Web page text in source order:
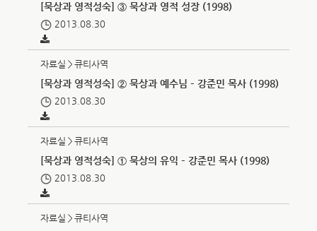
[묵상과 영적성숙] ③ 묵상과 영적 성장 (1998)
2013.08.30
자료실＞큐티사역
[묵상과 영적성숙] ② 묵상과 예수님 – 강준민 목사 (1998)
2013.08.30
자료실＞큐티사역
[묵상과 영적성숙] ① 묵상의 유익 – 강준민 목사 (1998)
2013.08.30
자료실＞큐티사역